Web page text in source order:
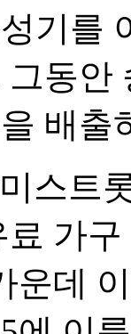
기를
동안
배출
스트
가
운데